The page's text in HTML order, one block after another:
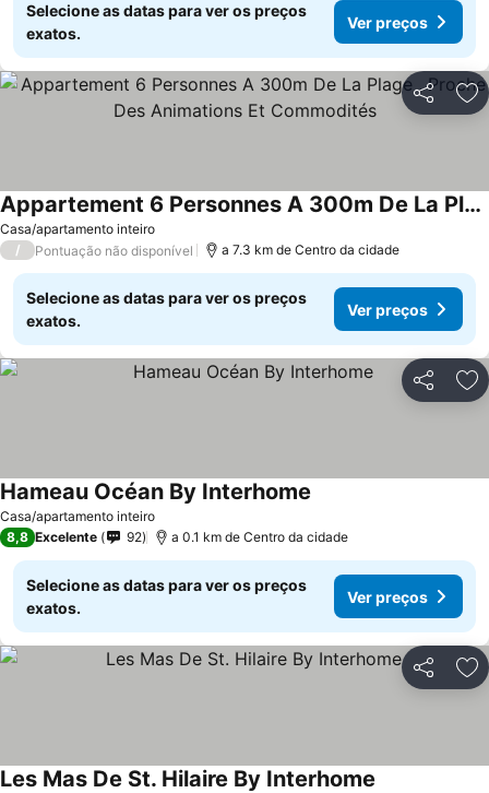
Selecione as datas para ver os preços
exatos.
Ver preços
Partilhar
Casa/apartamento inteiro
Appartement 6 Personnes A 300m De La Plage , Proche Des Animations Et Commodités
Ver preços
/ Pontuação não disponível a 7.3 km de Centro da cidade
Selecione as datas para ver os preços
exatos.
Ver preços
Partilhar
Casa/apartamento inteiro
Hameau Océan By Interhome
8,8 Excelente 92 a 0.1 km de Centro da cidade
Selecione as datas para ver os preços
exatos.
Ver preços
Partilhar
Les Mas De St. Hilaire By Interhome